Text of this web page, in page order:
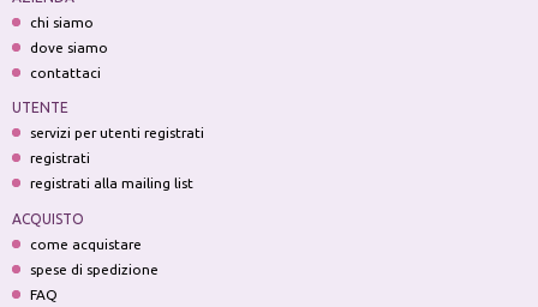
chi siamo
dove siamo
contattaci
UTENTE
servizi per utenti registrati
registrati
registrati alla mailing list
ACQUISTO
come acquistare
spese di spedizione
FAQ